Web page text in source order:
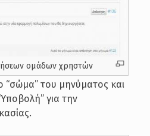
ομάδων χρηστών
“σώμα” του μηνύματος και
για την